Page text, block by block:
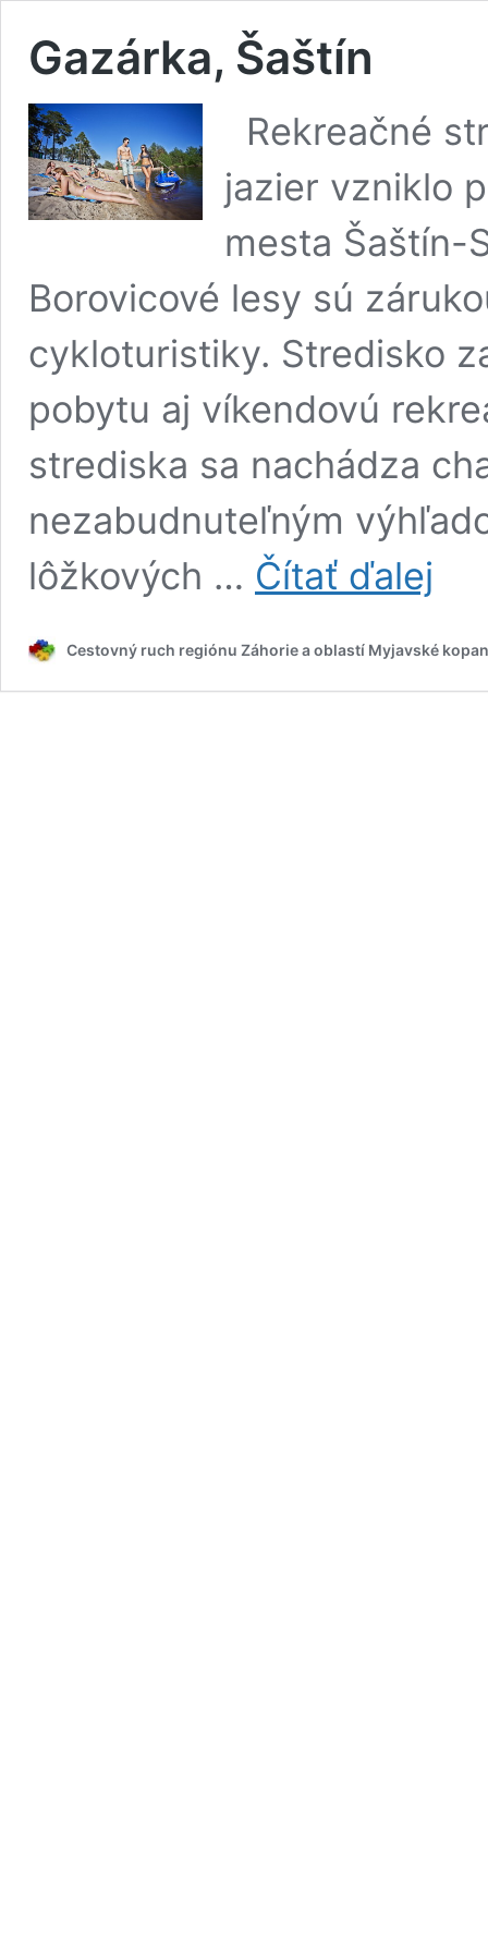
Gazárka, Šaštín
Rekreačné
jazier vzniklo
mesta Šaštín-
Borovicové lesy sú
cykloturistiky. Stredisko
pobytu aj víkendovú
strediska sa nachádza
nezabudnuteľným
lôžkových … Čítať ďalej
Cestovný ruch regiónu Záhorie a oblastí Myjavské